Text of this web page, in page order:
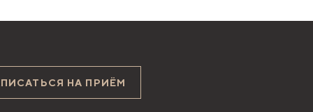
НА ПРИЁМ